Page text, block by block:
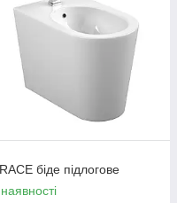
біде підлогове